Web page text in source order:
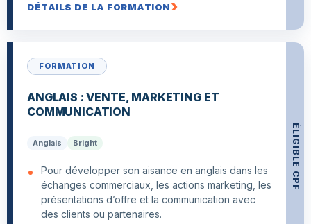
DÉTAILS DE LA FORMATION
FORMATION
ANGLAIS : VENTE, MARKETING ET
COMMUNICATION
Anglais Bright
Pour développer son aisance en anglais dans les
échanges commerciaux, les actions marketing, les
présentations d’offre et la communication avec
des clients ou partenaires.
ÉLIGIBLE CPF